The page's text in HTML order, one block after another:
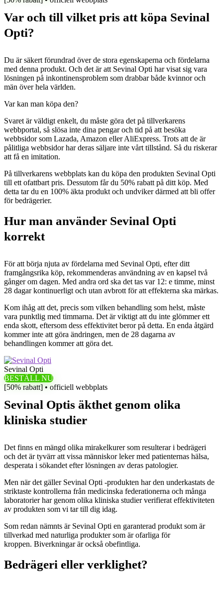
Var och till vilket pris att köpa Sevinal
Opti?
Du är säkert förundrad över de stora egenskaperna och fördelarna
med denna produkt. Och det är att Sevinal Opti har visat sig vara
lösningen på inkontinensproblem som drabbar både kvinnor och
män över hela världen.
Var kan man köpa den?
Svaret är väldigt enkelt, du måste göra det på tillverkarens
webbportal, så slösa inte dina pengar och tid på att besöka
webbsidor som Lazada, Amazon eller AliExpress. Trots att de är
pålitliga webbsidor har deras säljare inte vårt tillstånd. Så du riskerar
att få en imitation.
På tillverkarens webbplats kan du köpa den produkten Sevinal Opti
till ett ofattbart pris. Dessutom får du 50% rabatt på ditt köp. Med
detta tar du en 100% äkta produkt och undviker därmed att bli offer
för bedrägerier.
Hur man använder Sevinal Opti
korrekt
För att börja njuta av fördelarna med Sevinal Opti, efter ditt
framgångsrika köp, rekommenderas användning av en kapsel två
gånger om dagen. Med andra ord ska det tas var 12: e timme, minst
28 dagar kontinuerligt och utan avbrott för att effekterna ska märkas.
Kom ihåg att det, precis som vilken behandling som helst, måste
vara punktlig med timmarna. Det är viktigt att du inte glömmer ett
enda skott, eftersom dess effektivitet beror på detta. En enda åtgärd
kommer inte att göra ändringen, men de 28 dagarna av
behandlingen kommer att göra det.
Sevinal Opti
BESTÄLL NU
[50% rabatt] • officiell webbplats
Sevinal Optis äkthet genom olika
kliniska studier
Det finns en mängd olika mirakelkurer som resulterar i bedrägeri
och det är tyvärr att vissa människor leker med patienternas hälsa,
desperata i sökandet efter lösningen av deras patologier.
Men när det gäller Sevinal Opti -produkten har den underkastats de
striktaste kontrollerna från medicinska federationerna och många
laboratorier har genom olika kliniska studier verifierat effektiviteten
av produkten som vi tar till dig idag.
Som redan nämnts är Sevinal Opti en garanterad produkt som är
tillverkad med naturliga produkter som är ofarliga för
kroppen. Biverkningar är också obefintliga.
Bedrägeri eller verklighet?